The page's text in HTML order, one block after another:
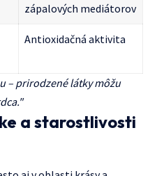
zápalových mediátorov
Antioxidačná aktivita
– prirodzené látky môžu
a starostlivosti